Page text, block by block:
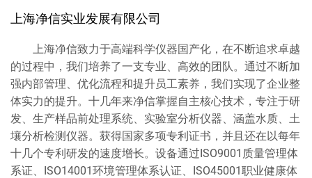
上海净信实业发展有限公司
上海净信致力于高端科学仪器国产化，在不断追求卓越
的过程中，我们培养了一支专业、高效的团队。通过不断加
强内部管理、优化流程和提升员工素养，我们实现了企业整
体实力的提升。十几年来净信掌握自主核心技术，专注于研
发、生产样品前处理系统、实验室分析仪器、涵盖水质、土
壤分析检测仪器。获得国家多项专利证书，并且还在以每年
十几个专利研发的速度增长。设备通过ISO9001质量管理体
系证、ISO14001环境管理体系认证、ISO45001职业健康体